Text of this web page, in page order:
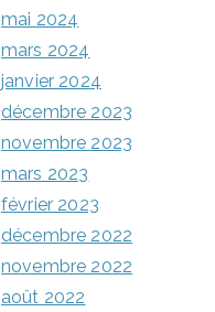
mai 2024
mars 2024
janvier 2024
décembre 2023
novembre 2023
mars 2023
février 2023
décembre 2022
novembre 2022
août 2022